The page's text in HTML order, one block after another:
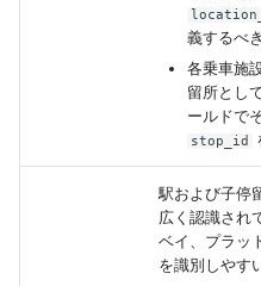
義するべ
各乗車施
留所とし
ールドで
stop_id
駅および子停
広く認識され
ベイ、プラッ
を識別しやす